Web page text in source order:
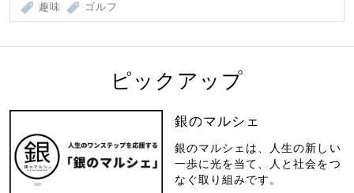
趣味 ゴルフ
ピックアップ
銀のマルシェ
銀のマルシェは、人生の新しい
一歩に光を当て、人と社会をつ
なぐ取り組みです。